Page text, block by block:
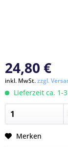
24,80 €
inkl. MwSt.zzgl.
Lieferzeit ca. 1-
Merken